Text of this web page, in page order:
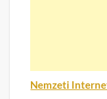
Nemzeti